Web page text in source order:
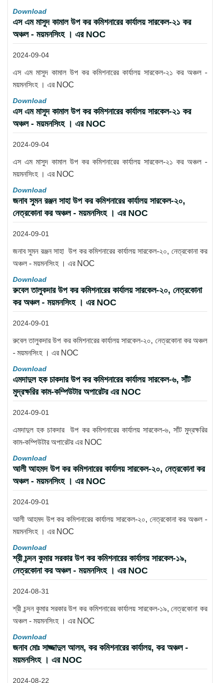
Download
এস এম মাসুদ কামাল উপ কর কমিশনারের কার্যালয় সারকেল-২১ কর
অঞ্চল - ময়মনসিংহ । এর NOC
2024-09-04
এস এম মাসুদ কামাল উপ কর কমিশনারের কার্যালয় সারকেল-২১ কর অঞ্চল -
ময়মনসিংহ । এর NOC
Download
এস এম মাসুদ কামাল উপ কর কমিশনারের কার্যালয় সারকেল-২১ কর
অঞ্চল - ময়মনসিংহ । এর NOC
2024-09-04
এস এম মাসুদ কামাল উপ কর কমিশনারের কার্যালয় সারকেল-২১ কর অঞ্চল -
ময়মনসিংহ । এর NOC
Download
জনাব সুমন রঞ্জন সাহা উপ কর কমিশনারের কার্যালয় সারকেল-২০,
নেত্রকোনা কর অঞ্চল - ময়মনসিংহ । এর NOC
2024-09-01
জনাব সুমন রঞ্জন সাহা উপ কর কমিশনারের কার্যালয় সারকেল-২০, নেত্রকোনা কর
অঞ্চল - ময়মনসিংহ । এর NOC
Download
রুবেল তালুকদার উপ কর কমিশনারের কার্যালয় সারকেল-২০, নেত্রকোনা
কর অঞ্চল - ময়মনসিংহ । এর NOC
2024-09-01
রুবেল তালুকদার উপ কর কমিশনারের কার্যালয় সারকেল-২০, নেত্রকোনা কর অঞ্চল
- ময়মনসিংহ । এর NOC
Download
এমদাদুল হক চাকদার উপ কর কমিশনারের কার্যালয় সারকেল-৬, সাঁট
মুদ্রক্ষরির কাম-কম্পিউটার অপারেটর এর NOC
2024-09-01
এমদাদুল হক চাকদার উপ কর কমিশনারের কার্যালয় সারকেল-৬, সাঁট মুদ্রক্ষরির
কাম-কম্পিউটার অপারেটর এর NOC
Download
আলী আহমদ উপ কর কমিশনারের কার্যালয় সারকেল-২০, নেত্রকোনা কর
অঞ্চল - ময়মনসিংহ । এর NOC
2024-09-01
আলী আহমদ উপ কর কমিশনারের কার্যালয় সারকেল-২০, নেত্রকোনা কর অঞ্চল -
ময়মনসিংহ । এর NOC
Download
শ্রী চন্দন কুমার সরকার উপ কর কমিশনারের কার্যালয় সারকেল-১৯,
নেত্রকোনা কর অঞ্চল - ময়মনসিংহ । এর NOC
2024-08-31
শ্রী চন্দন কুমার সরকার উপ কর কমিশনারের কার্যালয় সারকেল-১৯, নেত্রকোনা কর
অঞ্চল - ময়মনসিংহ । এর NOC
Download
জনাব মোঃ সাজ্জাদুল আলম, কর কমিশনারের কার্যালয়, কর অঞ্চল -
ময়মনসিংহ । এর NOC
2024-08-22